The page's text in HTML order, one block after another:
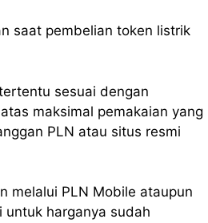
saat pembelian token listrik
sesuai dengan
maksimal pemakaian yang
PLN atau situs resmi
melalui PLN Mobile ataupun
harganya sudah